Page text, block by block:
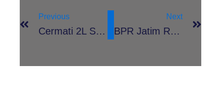
Previous
Cermati 2L Sebelum Memilih Produk Keuangan
Next
BPR Jatim Raih Top BUMD 2025 Berkat Skema Pembiayaan Inklusif Bagi UMKM